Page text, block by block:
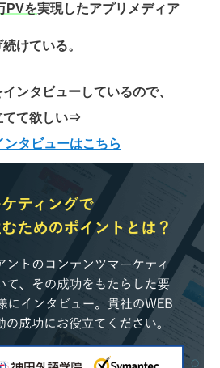
PVを実現したアプリメディア
けている。
ンタビューしているので、
て欲しい⇒
タビューはこちら